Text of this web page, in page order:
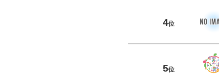
4位
5位